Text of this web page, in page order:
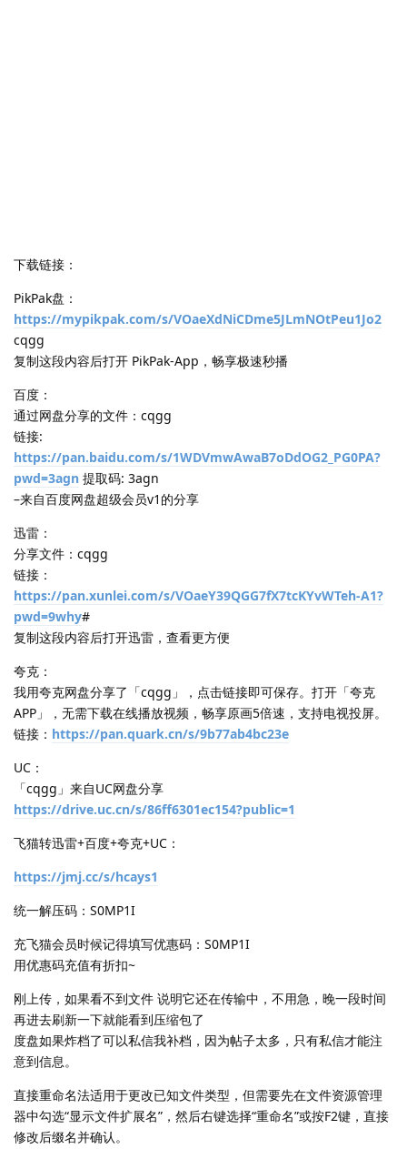
下载链接：
PikPak盘：
https://mypikpak.com/s/VOaeXdNiCDme5JLmNOtPeu1Jo2
cqgg
复制这段内容后打开 PikPak-App，畅享极速秒播
百度：
通过网盘分享的文件：cqgg
链接:
https://pan.baidu.com/s/1WDVmwAwaB7oDdOG2_PG0PA?
pwd=3agn 提取码: 3agn
–来自百度网盘超级会员v1的分享
迅雷：
分享文件：cqgg
链接：
https://pan.xunlei.com/s/VOaeY39QGG7fX7tcKYvWTeh-A1?
pwd=9why#
复制这段内容后打开迅雷，查看更方便
夸克：
我用夸克网盘分享了「cqgg」，点击链接即可保存。打开「夸克
APP」，无需下载在线播放视频，畅享原画5倍速，支持电视投屏。
链接： https://pan.quark.cn/s/9b77ab4bc23e
UC：
「cqgg」来自UC网盘分享
https://drive.uc.cn/s/86ff6301ec154?public=1
飞猫转迅雷+百度+夸克+UC：
https://jmj.cc/s/hcays1
统一解压码：S0MP1I
充飞猫会员时候记得填写优惠码：S0MP1I
用优惠码充值有折扣~
刚上传，如果看不到文件 说明它还在传输中，不用急，晚一段时间
再进去刷新一下就能看到压缩包了
度盘如果炸档了可以私信我补档，因为帖子太多，只有私信才能注
意到信息。
直接重命名法适用于更改已知文件类型，但需要先在文件资源管理
器中勾选“显示文件扩展名”，然后右键选择“重命名”或按F2键，直接
修改后缀名并确认。